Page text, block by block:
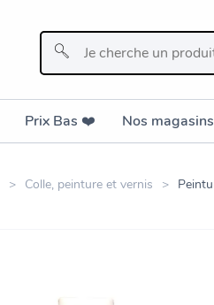
Prix Bas ❤️️ Nos magasins
Colle, peinture et vernis